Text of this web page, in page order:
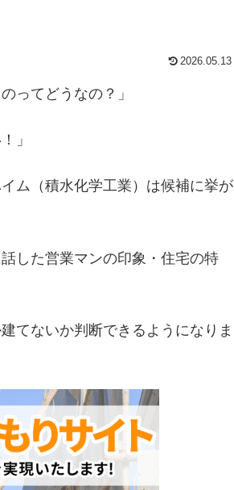
2026.05.13
ってどうなの？」
」
ム（積水化学工業）は候補に挙が
した営業マンの印象・住宅の特
てないか判断できるようになりま